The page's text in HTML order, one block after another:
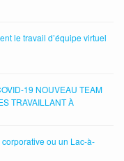
le travail d’équipe virtuel
19 NOUVEAU TEAM
TRAVAILLANT À
ou un Lac-à-